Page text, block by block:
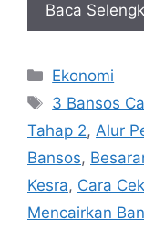
Baca
Kategori
Ekonomi
Tag
3 Bansos
Tahap 2, Alur
Bansos,
Kesra, Cara
Mencairkan